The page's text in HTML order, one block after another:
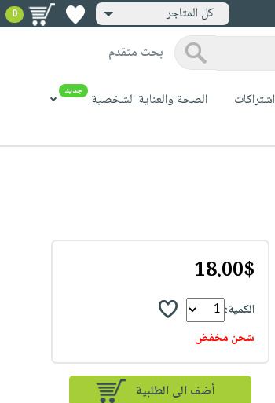
كل المتاجر 0
بحث متقدم
اشتراكات الصحة والعناية الشخصية جديد
18.00$
الكمية:
شحن مخفض
أضف الى الطلبية